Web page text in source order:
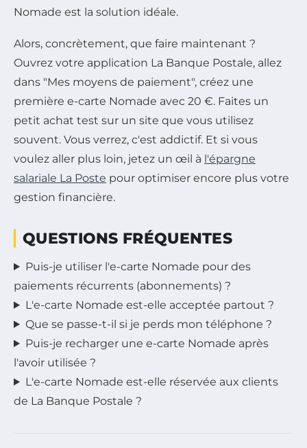
Nomade est la solution idéale.
Alors, concrètement, que faire maintenant ?
Ouvrez votre application La Banque Postale, allez
dans "Mes moyens de paiement", créez une
première e-carte Nomade avec 20 €. Faites un
petit achat test sur un site que vous utilisez
souvent. Vous verrez, c'est addictif. Et si vous
voulez aller plus loin, jetez un œil à l'épargne
salariale La Poste pour optimiser encore plus votre
gestion financière.
QUESTIONS FRÉQUENTES
Puis-je utiliser l'e-carte Nomade pour des
paiements récurrents (abonnements) ?
L'e-carte Nomade est-elle acceptée partout ?
Que se passe-t-il si je perds mon téléphone ?
Puis-je recharger une e-carte Nomade après
l'avoir utilisée ?
L'e-carte Nomade est-elle réservée aux clients
de La Banque Postale ?